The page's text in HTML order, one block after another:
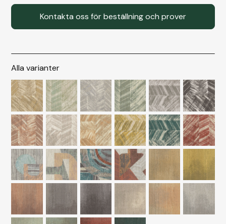
Kontakta oss för beställning och prover
Alla varianter